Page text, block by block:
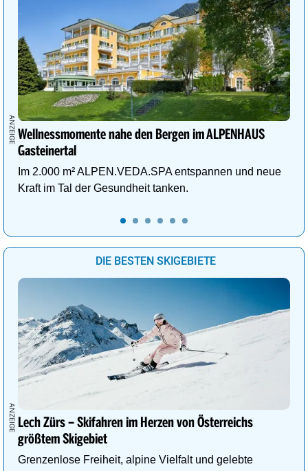
Wellnessmomente nahe den Bergen im ALPENHAUS
Gasteinertal
Im 2.000 m² ALPEN.VEDA.SPA entspannen und neue
Kraft im Tal der Gesundheit tanken.
DIE BESTEN SKIGEBIETE
Lech Zürs – Skifahren im Herzen von Österreichs
größtem Skigebiet
Grenzenlose Freiheit, alpine Vielfalt und gelebte